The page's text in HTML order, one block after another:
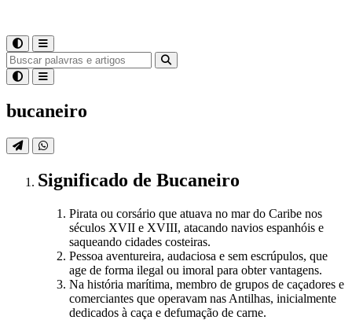
bucaneiro
Significado de Bucaneiro
Pirata ou corsário que atuava no mar do Caribe nos
séculos XVII e XVIII, atacando navios espanhóis e
saqueando cidades costeiras.
Pessoa aventureira, audaciosa e sem escrúpulos, que
age de forma ilegal ou imoral para obter vantagens.
Na história marítima, membro de grupos de caçadores e
comerciantes que operavam nas Antilhas, inicialmente
dedicados à caça e defumação de carne.